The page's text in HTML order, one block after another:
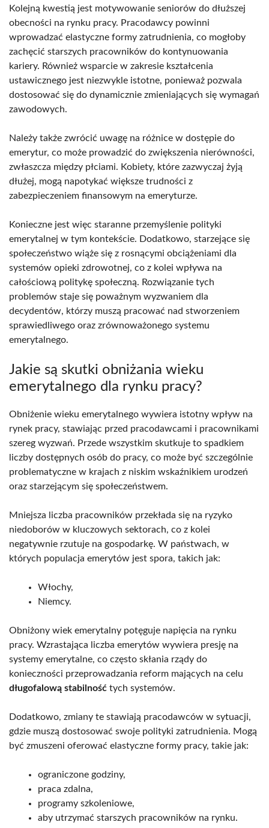
Kolejną kwestią jest motywowanie seniorów do dłuższej
obecności na rynku pracy. Pracodawcy powinni
wprowadzać elastyczne formy zatrudnienia, co mogłoby
zachęcić starszych pracowników do kontynuowania
kariery. Również wsparcie w zakresie kształcenia
ustawicznego jest niezwykle istotne, ponieważ pozwala
dostosować się do dynamicznie zmieniających się wymagań
zawodowych.
Należy także zwrócić uwagę na różnice w dostępie do
emerytur, co może prowadzić do zwiększenia nierówności,
zwłaszcza między płciami. Kobiety, które zazwyczaj żyją
dłużej, mogą napotykać większe trudności z
zabezpieczeniem finansowym na emeryturze.
Konieczne jest więc staranne przemyślenie polityki
emerytalnej w tym kontekście. Dodatkowo, starzejące się
społeczeństwo wiąże się z rosnącymi obciążeniami dla
systemów opieki zdrowotnej, co z kolei wpływa na
całościową politykę społeczną. Rozwiązanie tych
problemów staje się poważnym wyzwaniem dla
decydentów, którzy muszą pracować nad stworzeniem
sprawiedliwego oraz zrównoważonego systemu
emerytalnego.
Jakie są skutki obniżania wieku
emerytalnego dla rynku pracy?
Obniżenie wieku emerytalnego wywiera istotny wpływ na
rynek pracy, stawiając przed pracodawcami i pracownikami
szereg wyzwań. Przede wszystkim skutkuje to spadkiem
liczby dostępnych osób do pracy, co może być szczególnie
problematyczne w krajach z niskim wskaźnikiem urodzeń
oraz starzejącym się społeczeństwem.
Mniejsza liczba pracowników przekłada się na ryzyko
niedoborów w kluczowych sektorach, co z kolei
negatywnie rzutuje na gospodarkę. W państwach, w
których populacja emerytów jest spora, takich jak:
Włochy,
Niemcy.
Obniżony wiek emerytalny potęguje napięcia na rynku
pracy. Wzrastająca liczba emerytów wywiera presję na
systemy emerytalne, co często skłania rządy do
konieczności przeprowadzania reform mających na celu
długofalową stabilność tych systemów.
Dodatkowo, zmiany te stawiają pracodawców w sytuacji,
gdzie muszą dostosować swoje polityki zatrudnienia. Mogą
być zmuszeni oferować elastyczne formy pracy, takie jak:
ograniczone godziny,
praca zdalna,
programy szkoleniowe,
aby utrzymać starszych pracowników na rynku.